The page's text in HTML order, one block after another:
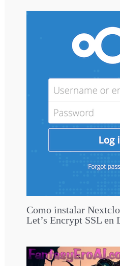
Como instalar
Let’s Encrypt SSL en